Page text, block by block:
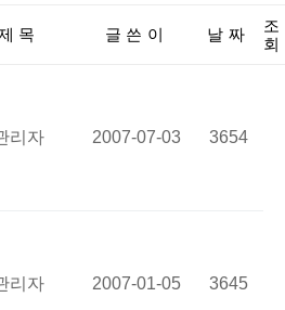
목 글쓴이 날짜
조
회
리자 2007-07-03 3654
리자 2007-01-05 3645